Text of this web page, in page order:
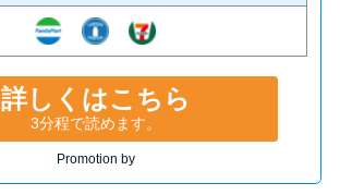
詳しくはこちら
3分程で読めます。
Promotion by